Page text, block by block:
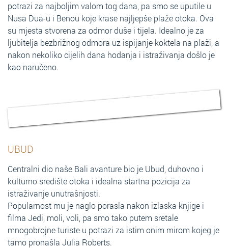
potrazi za najboljim valom tog dana, pa smo se uputile u
Nusa Dua-u i Benou koje krase najljepše plaže otoka. Ova
su mjesta stvorena za odmor duše i tijela. Idealno je za
ljubitelja bezbrižnog odmora uz ispijanje koktela na plaži, a
nakon nekoliko cijelih dana hodanja i istraživanja došlo je
kao naručeno.
UBUD
Centralni dio naše Bali avanture bio je Ubud, duhovno i
kulturno središte otoka i idealna startna pozicija za
istraživanje unutrašnjosti.
Popularnost mu je naglo porasla nakon izlaska knjige i
filma Jedi, moli, voli, pa smo tako putem sretale
mnogobrojne turiste u potrazi za istim onim mirom kojeg je
tamo pronašla Julia Roberts.